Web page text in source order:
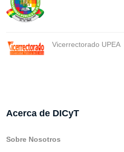
Vicerrectorado UPEA
Acerca de DICyT
Sobre Nosotros